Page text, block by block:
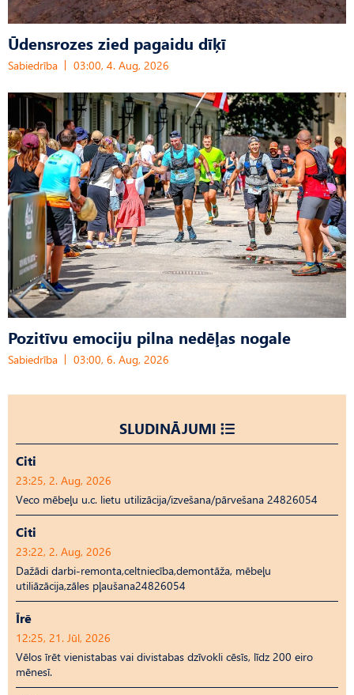
Ūdensrozes zied pagaidu dīķī
Sabiedrība 03:00, 4. Aug, 2026
Pozitīvu emociju pilna nedēļas nogale
Sabiedrība 03:00, 6. Aug, 2026
SLUDINĀJUMI
Citi
23:25, 2. Aug, 2026
Veco mēbeļu u.c. lietu utilizācija/izvešana/pārvešana 24826054
Citi
23:22, 2. Aug, 2026
Dažādi darbi-remonta,celtniecība,demontāža, mēbeļu
utiliāzācija,zāles pļaušana24826054
Īrē
12:25, 21. Jūl, 2026
Vēlos īrēt vienistabas vai divistabas dzīvokli cēsīs, līdz 200 eiro
mēnesī.